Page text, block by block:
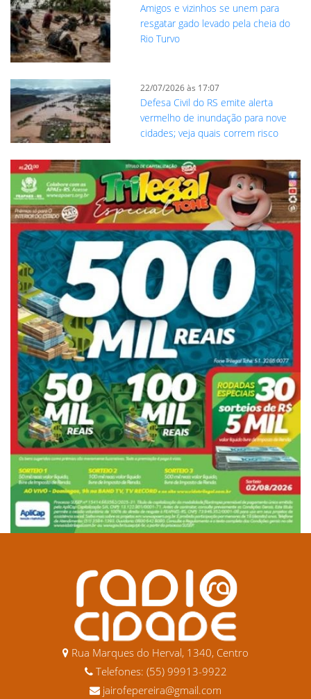
Amigos e vizinhos se unem para
resgatar gado levado pela cheia do
Rio Turvo
22/07/2026 às 17:07
Defesa Civil do RS emite alerta
vermelho de inundação para nove
cidades; veja quais correm risco
Rua Marques do Herval, 1340, Centro
Telefones: (55) 99913-9922
jairofepereira@gmail.com